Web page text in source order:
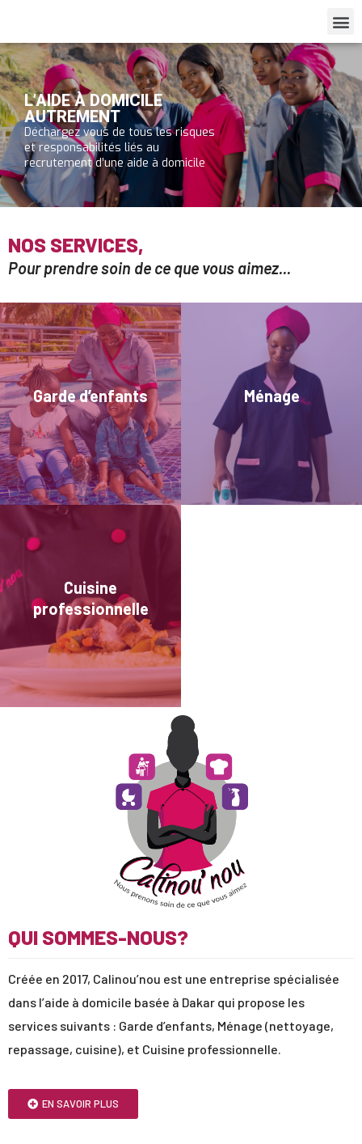
L’AIDE À DOMICILE
AUTREMENT
Déchargez vous de tous les risques
et responsabilités liés au
recrutement d’une aide à domicile
NOS SERVICES,
Pour prendre soin de ce que vous aimez...
Garde d’enfants Ménage
Cuisine
professionnelle
QUI SOMMES-NOUS?
Créée en 2017, Calinou’nou est une entreprise spécialisée
dans l’aide à domicile basée à Dakar qui propose les
services suivants : Garde d’enfants, Ménage (nettoyage,
repassage, cuisine), et Cuisine professionnelle.
EN SAVOIR PLUS